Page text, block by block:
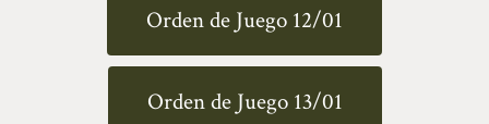
Orden de Juego 12/01
Orden de Juego 13/01